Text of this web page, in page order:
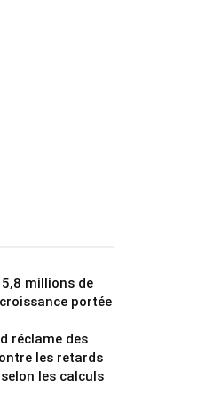
millions de
portée
réclame des
les retards
les calculs